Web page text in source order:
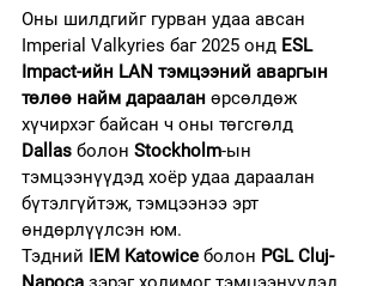
Оны шилдгийг гурван удаа авсан
Imperial Valkyries баг 2025 онд ESL
Impact-ийн LAN тэмцээний аваргын
төлөө найм дараалан өрсөлдөж
хүчирхэг байсан ч оны төгсгөлд
Dallas болон Stockholm-ын
тэмцээнүүдэд хоёр удаа дараалан
бүтэлгүйтэж, тэмцээнээ эрт
өндөрлүүлсэн юм.
Тэдний IEM Katowice болон PGL Cluj-